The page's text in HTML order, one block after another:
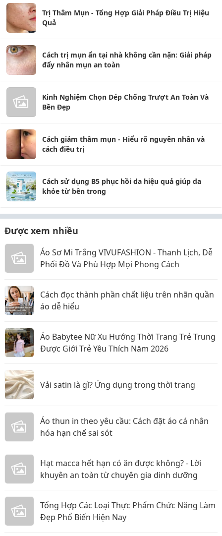
Trị Thâm Mụn - Tổng Hợp Giải Pháp Điều Trị Hiệu
Quả
Cách trị mụn ẩn tại nhà không cần nặn: Giải pháp
đẩy nhân mụn an toàn
Kinh Nghiệm Chọn Dép Chống Trượt An Toàn Và
Bền Đẹp
Cách giảm thâm mụn - Hiểu rõ nguyên nhân và
cách điều trị
Cách sử dụng B5 phục hồi da hiệu quả giúp da
khỏe từ bên trong
Được xem nhiều
Áo Sơ Mi Trắng VIVUFASHION - Thanh Lịch, Dễ
Phối Đồ Và Phù Hợp Mọi Phong Cách
Cách đọc thành phần chất liệu trên nhãn quần
áo dễ hiểu
Áo Babytee Nữ Xu Hướng Thời Trang Trẻ Trung
Được Giới Trẻ Yêu Thích Năm 2026
Vải satin là gì? Ứng dụng trong thời trang
Áo thun in theo yêu cầu: Cách đặt áo cá nhân
hóa hạn chế sai sót
Hạt macca hết hạn có ăn được không? - Lời
khuyên an toàn từ chuyên gia dinh dưỡng
Tổng Hợp Các Loại Thực Phẩm Chức Năng Làm
Đẹp Phổ Biến Hiện Nay